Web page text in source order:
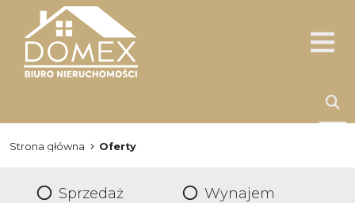
Strona główna Oferty
Sprzedaż
Wynajem